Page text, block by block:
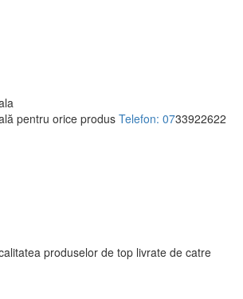
pentru orice produs Telefon: 0733922622
produselor de top livrate de catre